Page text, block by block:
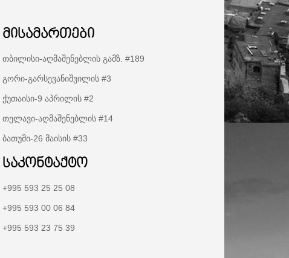
მისამართები
თბილისი-აღმაშენებლის გამზ. #189
გორი-გარსევანიშვილის #3
ქუთაისი-9 აპრილის #2
თელავი-აღმაშენებლის #14
ბათუმი-26 მაისის #33
საკონტაქტო
+995 593 25 25 08
+995 593 00 06 84
+995 593 23 75 39